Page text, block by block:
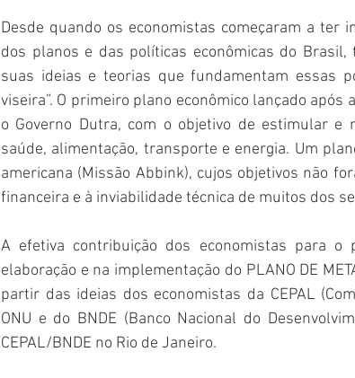
Desde quando os economistas começaram a ter
dos planos e das políticas econômicas do
suas ideias e teorias que fundamentam essas
viseira”. O primeiro plano econômico lançado após
o Governo Dutra, com o objetivo de estimular e
saúde, alimentação, transporte e energia. Um
americana (Missão Abbink), cujos objetivos não
financeira e à inviabilidade técnica de muitos dos
A efetiva contribuição dos economistas para
elaboração e na implementação do PLANO DE
partir das ideias dos economistas da CEPAL
ONU e do BNDE (Banco Nacional do
CEPAL/BNDE no Rio de Janeiro.